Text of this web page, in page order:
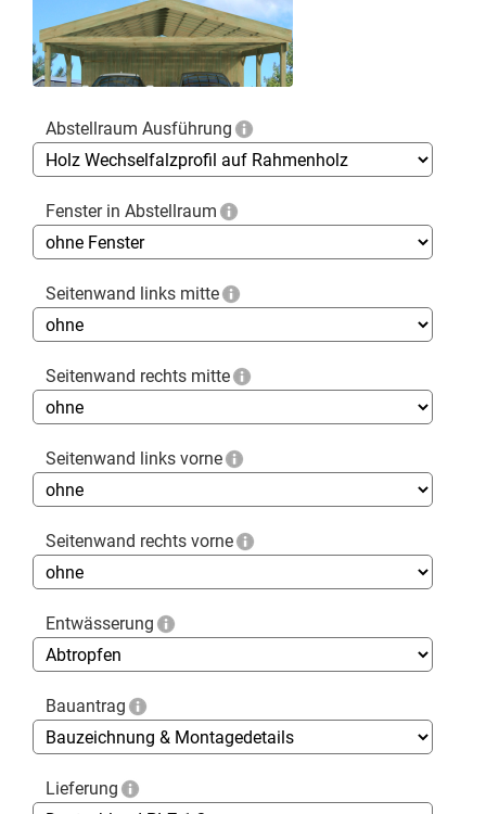
Abstellraum Ausführung
Fenster in Abstellraum
Seitenwand links mitte
Seitenwand rechts mitte
Seitenwand links vorne
Seitenwand rechts vorne
Entwässerung
Bauantrag
Lieferung